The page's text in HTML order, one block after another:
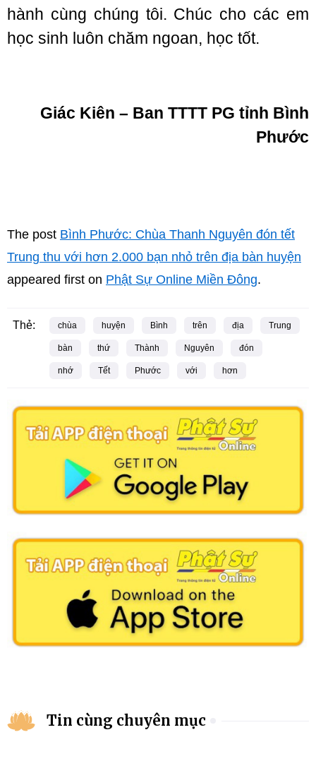
hành cùng chúng tôi. Chúc cho các em
học sinh luôn chăm ngoan, học tốt.
Giác Kiên – Ban TTTT PG tỉnh Bình
Phước
The post Bình Phước: Chùa Thanh Nguyên đón tết
Trung thu với hơn 2.000 bạn nhỏ trên địa bàn huyện
appeared first on Phật Sự Online Miền Đông.
Thẻ: chùa huyện Bình trên địa Trung
bàn thứ Thành Nguyên đón
nhớ Tết Phước với hơn
Tin cùng chuyên mục